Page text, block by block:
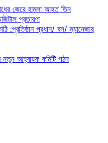
জেরে হামলা আহত তিন
প্রতারণা
:প্রতিষ্ঠান প্রধান/ বস/ ম্যানেজার
নতুন আহ্বায়ক কমিটি গঠন